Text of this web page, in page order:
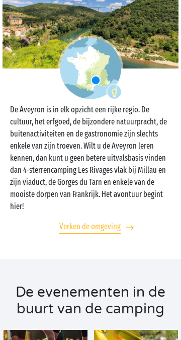
De Aveyron is in elk opzicht een rijke regio. De
cultuur, het erfgoed, de bijzondere natuurpracht, de
buitenactiviteiten en de gastronomie zijn slechts
enkele van zijn troeven. Wilt u de Aveyron leren
kennen, dan kunt u geen betere uitvalsbasis vinden
dan 4-sterrencamping Les Rivages vlak bij Millau en
zijn viaduct, de Gorges du Tarn en enkele van de
mooiste dorpen van Frankrijk. Het avontuur begint
hier!
Verken de omgeving
De evenementen in de
buurt van de camping